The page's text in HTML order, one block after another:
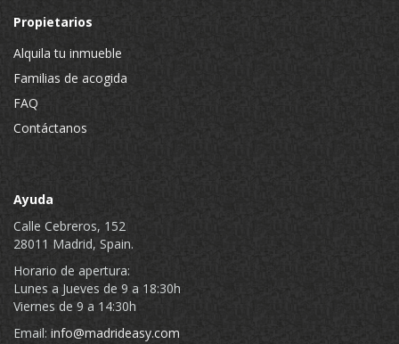
Propietarios
Alquila tu inmueble
Familias de acogida
FAQ
Contáctanos
Ayuda
Calle Cebreros, 152
28011 Madrid, Spain.
Horario de apertura:
Lunes a Jueves de 9 a 18:30h
Viernes de 9 a 14:30h
Email: info@madrideasy.com